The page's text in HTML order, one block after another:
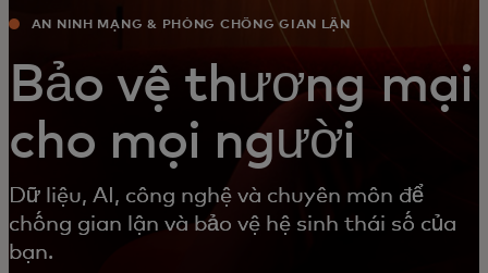
AN NINH MẠNG & PHÒNG CHỐNG GIAN LẬN
Bảo vệ thương mại
cho mọi người
Dữ liệu, AI, công nghệ và chuyên môn để
chống gian lận và bảo vệ hệ sinh thái số của
bạn.